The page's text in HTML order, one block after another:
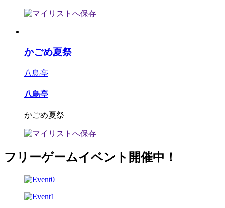
かごめ夏祭
八鳥亭
八鳥亭
かごめ夏祭
フリーゲームイベント開催中！